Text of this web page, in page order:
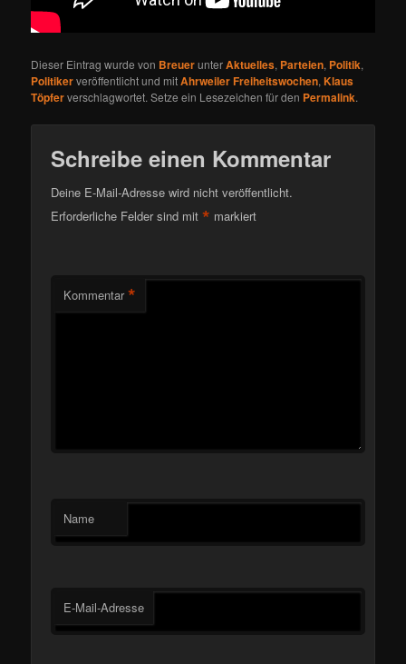
Dieser Eintrag wurde von BreuerunterAktuelles, Parteien, Politik,
Politikerveröffentlicht und mitAhrweiler Freiheitswochen,Klaus
Töpferverschlagwortet. Setze ein Lesezeichen für den Permalink.
Schreibe einen Kommentar
Deine E-Mail-Adresse wird nicht veröffentlicht.
Erforderliche Felder sind mit* markiert
Kommentar *
Name
E-Mail-Adresse